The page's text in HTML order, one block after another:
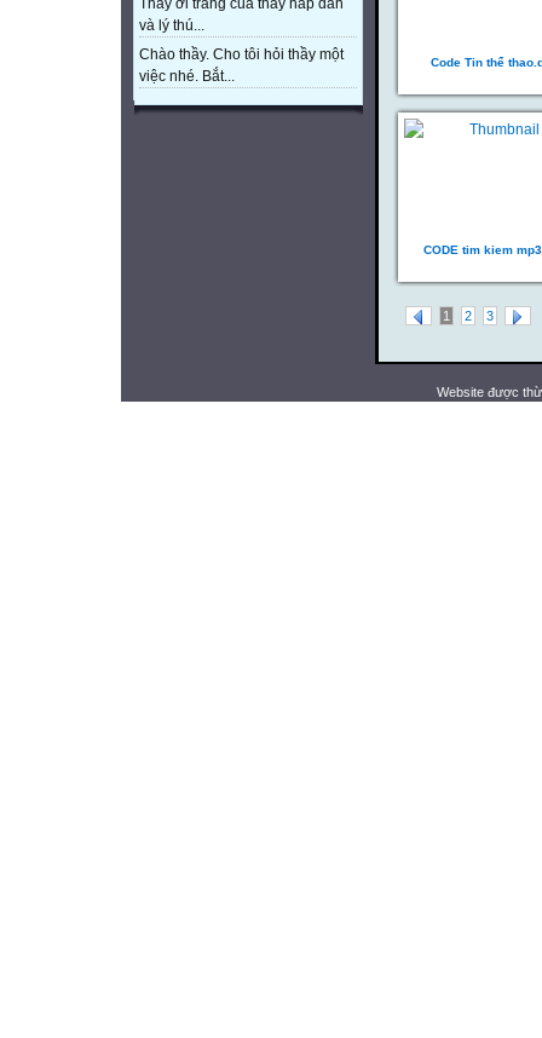
Thầy ơi trang của thấy hấp dẫn
và lý thú...
Chào thầy. Cho tôi hỏi thầy một
việc nhé. Bắt...
Code Tin thể
CODE tim kiem
1 2 3
Website được